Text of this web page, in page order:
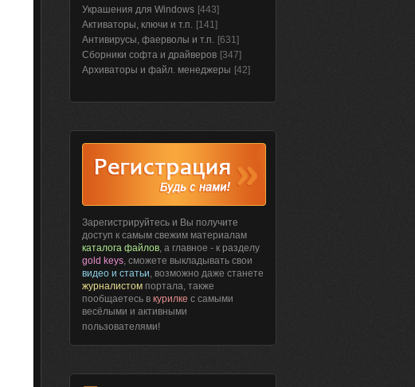
Украшения для Windows [443]
Активаторы, ключи и т.п. [141]
Антивирусы, фаерволы и т.п. [631]
Сборники софта и драйверов [347]
Архиваторы и файл. менеджеры [42]
Зарегистрируйтесь и Вы получите
доступ к самым свежим материалам
каталога файлов, а главное - к разделу
gold keys, сможете выкладывать свои
видео и статьи, возможно даже станете
журналистом портала, также
пообщаетесь в курилке с самыми
весёлыми и активными
пользователями!